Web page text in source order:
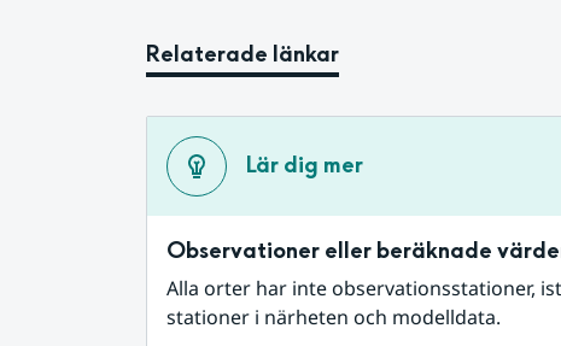
Relaterade länkar
Lär dig mer
Observationer eller beräknade
Alla orter har inte observationsstationer,
stationer i närheten och modelldata.